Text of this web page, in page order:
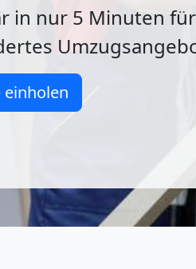
in nur 5 Minuten für
einholen